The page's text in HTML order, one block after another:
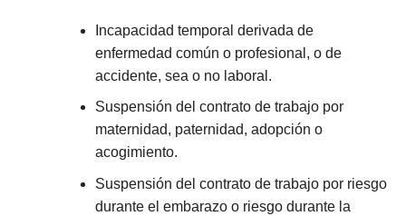
Incapacidad temporal derivada de
enfermedad común o profesional, o de
accidente, sea o no laboral.
Suspensión del contrato de trabajo por
maternidad, paternidad, adopción o
acogimiento.
Suspensión del contrato de trabajo por riesgo
durante el embarazo o riesgo durante la